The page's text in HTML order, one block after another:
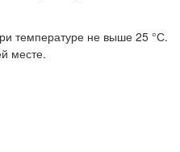
температуре не выше 25 °С.
месте.